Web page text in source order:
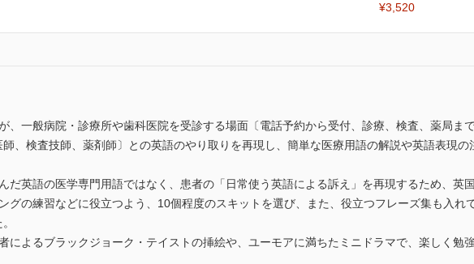
¥3,520
、一般病院・診療所や歯科医院を受診する場面〔電話予約から受付、診療、検査、薬局ま
、検査技師、薬剤師〕との英語のやり取りを再現し、簡単な医療用語の解説や英語表現
だ英語の医学専門用語ではなく、患者の「日常使う英語による訴え」を再現するため、英
グの練習などに役立つよう、10個程度のスキットを選び、また、役立つフレーズ集も入れ
によるブラックジョーク・テイストの挿絵や、ユーモアに満ちたミニドラマで、楽しく勉